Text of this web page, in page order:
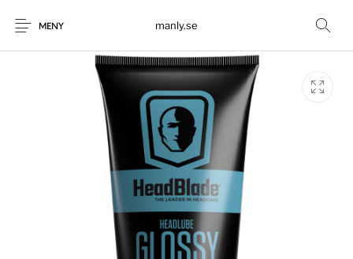
MENY manly.se